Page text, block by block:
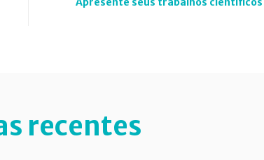
recentes